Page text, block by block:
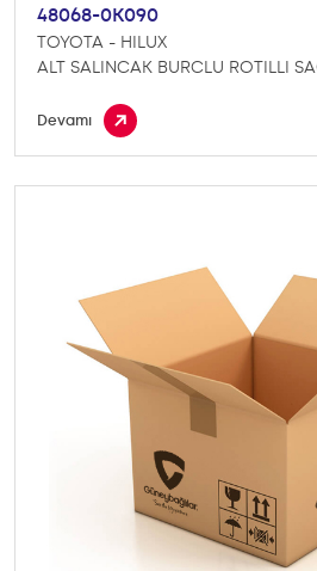
48068-0K090
TOYOTA - HILUX
ALT SALINCAK BURCLU ROTILLI
Devamı